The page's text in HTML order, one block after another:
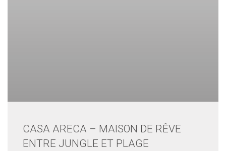
CASA ARECA – MAISON DE RÊVE
ENTRE JUNGLE ET PLAGE